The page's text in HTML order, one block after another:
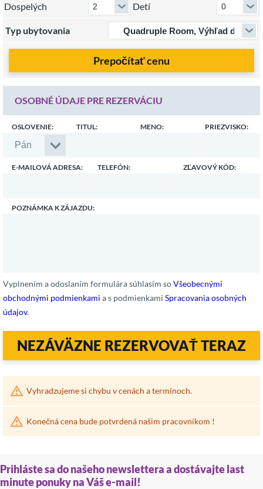
Dospelých Detí
Typ ubytovania
Prepočítať cenu
OSOBNÉ ÚDAJE PRE REZERVÁCIU
OSLOVENIE: TITUL: MENO: PRIEZVISKO:
E-MAILOVÁ ADRESA: TELEFÓN: ZĽAVOVÝ KÓD:
POZNÁMKA K ZÁJAZDU:
Vyplnením a odoslaním formulára súhlasím soVšeobecnými
obchodnými podmienkami a s podmienkami Spracovania osobných
údajov.
NEZÁVÄZNE REZERVOVAŤ TERAZ
Vyhradzujeme si chybu v cenách a termínoch.
Konečná cena bude potvrdená našim pracovníkom !
Prihláste sa do našeho newslettera a dostávajte last
minute ponuky na Váš e-mail!